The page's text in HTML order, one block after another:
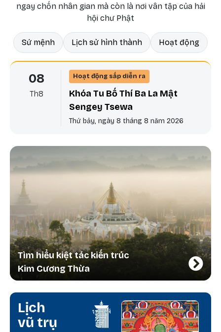
ngay chốn nhân gian mà còn là nơi vân tập của hải
hội chư Phật
Sứ mệnh Lịch sử hình thành Hoạt động
08
Th8
Hoạt động sắp diễn ra
Khóa Tu Bố Thí Ba La Mật
Sengey Tsewa
Thứ bảy, ngày 8 tháng 8 năm 2026
Tìm hiểu kiệt tác kiến trúc
Kim Cương Thừa
Lịch
vũ trụ